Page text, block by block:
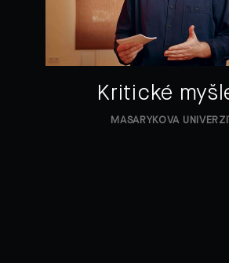
Kritické
MASARYKOVA